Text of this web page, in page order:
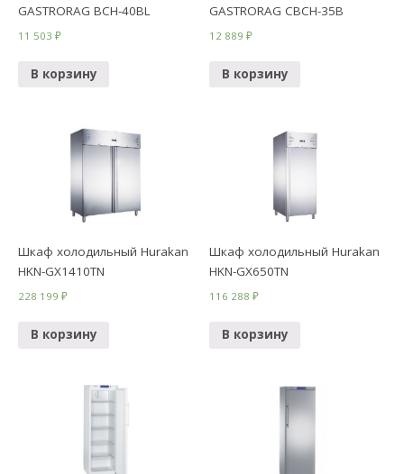
GASTRORAG BCH-40BL
11 503₽
В корзину
GASTRORAG CBCH-35B
12 889₽
В корзину
Шкаф холодильный Hurakan
HKN-GX1410TN
228 199₽
В корзину
Шкаф холодильный Hurakan
HKN-GX650TN
116 288₽
В корзину